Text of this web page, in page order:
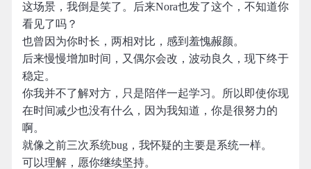
这场景，我倒是笑了。后来Nora也发了这个，不知道你
看见了吗？
也曾因为你时长，两相对比，感到羞愧赧颜。
后来慢慢增加时间，又偶尔会改，波动良久，现下终于
稳定。
你我并不了解对方，只是陪伴一起学习。所以即使你现
在时间减少也没有什么，因为我知道，你是很努力的
啊。
就像之前三次系统bug，我怀疑的主要是系统一样。
可以理解，愿你继续坚持。